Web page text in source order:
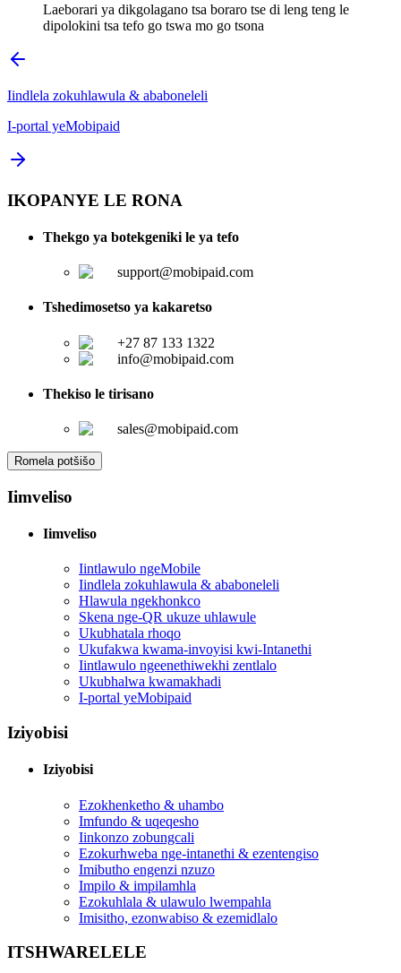
Laeborari ya dikgolagano tsa boraro tse di leng teng le
dipolokini tsa tefo go tswa mo go tsona
Iindlela zokuhlawula & ababoneleli
I-portal yeMobipaid
IKOPANYE LE RONA
Thekgo ya botekgeniki le ya tefo
support@mobipaid.com
Tshedimosetso ya kakaretso
+27 87 133 1322
info@mobipaid.com
Thekiso le tirisano
sales@mobipaid.com
Romela potšišo
Iimveliso
Iimveliso
Iintlawulo ngeMobile
Iindlela zokuhlawula & ababoneleli
Hlawula ngekhonkco
Skena nge-QR ukuze uhlawule
Ukubhatala rhoqo
Ukufakwa kwama-invoyisi kwi-Intanethi
Iintlawulo ngeenethiwekhi zentlalo
Ukubhalwa kwamakhadi
I-portal yeMobipaid
Iziyobisi
Iziyobisi
Ezokhenketho & uhambo
Imfundo & uqeqesho
Iinkonzo zobungcali
Ezokurhweba nge-intanethi & ezentengiso
Imibutho engenzi nzuzo
Impilo & impilamhla
Ezokuhlala & ulawulo lwempahla
Imisitho, ezonwabiso & ezemidlalo
ITSHWARELELE